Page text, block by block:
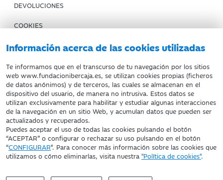
Información acerca de las cookies utilizadas
Te informamos que en el transcurso de tu navegación por los sitios
web www.fundacionibercaja.es, se utilizan cookies propias (ficheros
de datos anónimos) y de terceros, las cuales se almacenan en el
dispositivo del usuario, de manera no intrusiva. Estos datos se
utilizan exclusivamente para habilitar y estudiar algunas interacciones
de la navegación en un sitio Web, y acumulan datos que pueden ser
actualizados y recuperados.
Puedes aceptar el uso de todas las cookies pulsando el botón
“ACEPTAR” o configurar o rechazar su uso pulsando en el botón
“CONFIGURAR". Para conocer más información sobre las cookies que
utilizamos o cómo eliminarlas, visita nuestra "Política de cookies".
DEVOLUCIONES
COOKIES
CONDICIONES DE COMPRA
IBERCAJA BANCO
Fundación Bancaria Ibercaja. C.I.F. G-50000652.
Inscrita en el Registro de Fundaciones del Mº de Educación,
Cultura y Deporte con el nº 1689.
Domicilio social: Joaquín Costa, 13. 50001 Zaragoza.